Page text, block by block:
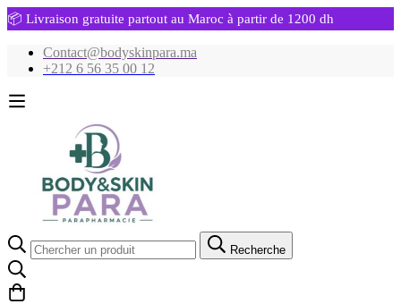
📦 Livraison gratuite partout au Maroc à partir de 1200 dh
Contact@bodyskinpara.ma
+212 6 56 35 00 12
Recherche
pour:
Recherche